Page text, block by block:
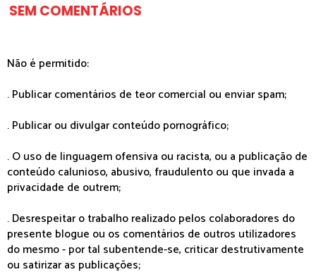
SEM COMENTÁRIOS
Não é permitido:
. Publicar comentários de teor comercial ou enviar spam;
. Publicar ou divulgar conteúdo pornográfico;
. O uso de linguagem ofensiva ou racista, ou a publicação de
conteúdo calunioso, abusivo, fraudulento ou que invada a
privacidade de outrem;
. Desrespeitar o trabalho realizado pelos colaboradores do
presente blogue ou os comentários de outros utilizadores
do mesmo - por tal subentende-se, criticar destrutivamente
ou satirizar as publicações;